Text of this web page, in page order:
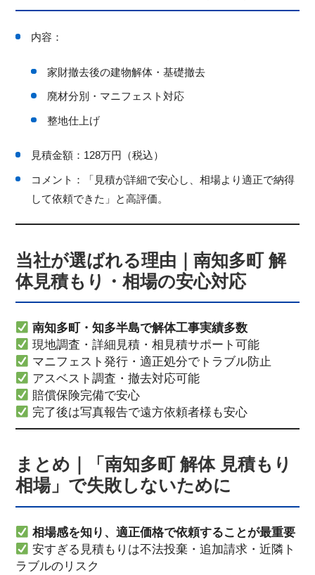
内容：
家財撤去後の建物解体・基礎撤去
廃材分別・マニフェスト対応
整地仕上げ
見積金額：128万円（税込）
コメント：「見積が詳細で安心し、相場より適正で納得
して依頼できた」と高評価。
当社が選ばれる理由｜南知多町 解
体見積もり・相場の安心対応
南知多町・知多半島で解体工事実績多数
現地調査・詳細見積・相見積サポート可能
マニフェスト発行・適正処分でトラブル防止
アスベスト調査・撤去対応可能
賠償保険完備で安心
完了後は写真報告で遠方依頼者様も安心
まとめ｜「南知多町 解体 見積もり
相場」で失敗しないために
相場感を知り、適正価格で依頼することが最重要
安すぎる見積もりは不法投棄・追加請求・近隣ト
ラブルのリスク